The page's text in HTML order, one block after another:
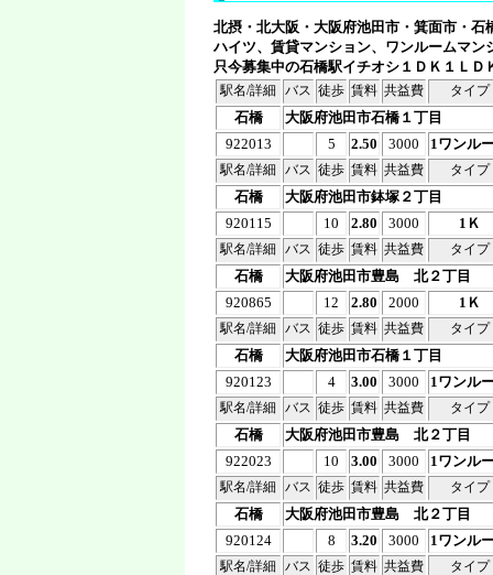
北摂・北大阪・大阪府池田市・箕面市・
ハイツ、賃貸マンション、ワンルームマン
只今募集中の石橋駅イチオシ１ＤＫ１ＬＤ
駅名/詳細 バス 徒歩 賃料 共益費 タイプ
石橋
大阪府池田市石橋１丁目
922013
5 2.50 3000 1ワンル
駅名/詳細 バス 徒歩 賃料 共益費 タイプ
石橋
大阪府池田市鉢塚２丁目
920115
10 2.80 3000 1Ｋ
駅名/詳細 バス 徒歩 賃料 共益費 タイプ
石橋
大阪府池田市豊島 北２丁目
920865
12 2.80 2000 1Ｋ
駅名/詳細 バス 徒歩 賃料 共益費 タイプ
石橋
大阪府池田市石橋１丁目
920123
4 3.00 3000 1ワンル
駅名/詳細 バス 徒歩 賃料 共益費 タイプ
石橋
大阪府池田市豊島 北２丁目
922023
10 3.00 3000 1ワンル
駅名/詳細 バス 徒歩 賃料 共益費 タイプ
石橋
大阪府池田市豊島 北２丁目
920124
8 3.20 3000 1ワンル
駅名/詳細 バス 徒歩 賃料 共益費 タイプ